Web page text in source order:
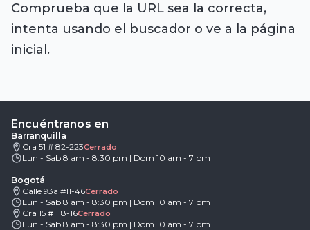
Comprueba que la URL sea la correcta,
intenta usando el buscador o ve a la página
inicial.
Encuéntranos en
Barranquilla
Cra 51 # 82-223Cerrado
Lun - Sab 8 am - 8:30 pm | Dom 10 am - 7 pm
Bogotá
Calle 93a #11-46Cerrado
Lun - Sab 8 am - 8:30 pm | Dom 10 am - 7 pm
Cra 15 # 118-16Cerrado
Lun - Sab 8 am - 8:30 pm | Dom 10 am - 7 pm